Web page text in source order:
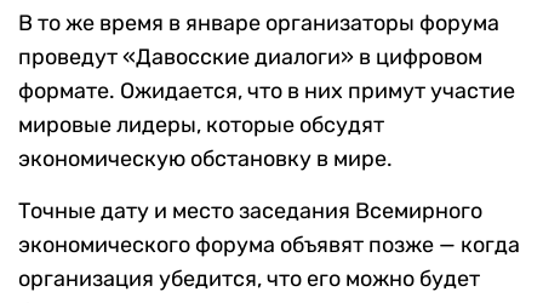
В то же время в январе организаторы форума
проведут «Давосские диалоги» в цифровом
формате. Ожидается, что в них примут участие
мировые лидеры, которые обсудят
экономическую обстановку в мире.
Точные дату и место заседания Всемирного
экономического форума объявят позже — когда
организация убедится, что его можно будет